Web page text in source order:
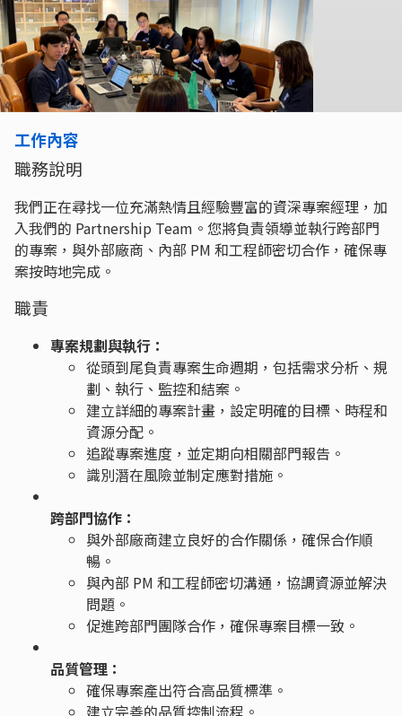
工作內容
職務說明
我們正在尋找一位充滿熱情且經驗豐富的資深專案經理，加
入我們的 Partnership Team。您將負責領導並執行跨部門
的專案，與外部廠商、內部 PM 和工程師密切合作，確保專
案按時地完成。
職責
專案規劃與執行：
從頭到尾負責專案生命週期，包括需求分析、規
劃、執行、監控和結案。
建立詳細的專案計畫，設定明確的目標、時程和
資源分配。
追蹤專案進度，並定期向相關部門報告。
識別潛在風險並制定應對措施。
跨部門協作：
與外部廠商建立良好的合作關係，確保合作順
暢。
與內部 PM 和工程師密切溝通，協調資源並解決
問題。
促進跨部門團隊合作，確保專案目標一致。
品質管理：
確保專案產出符合高品質標準。
建立完善的品質控制流程。